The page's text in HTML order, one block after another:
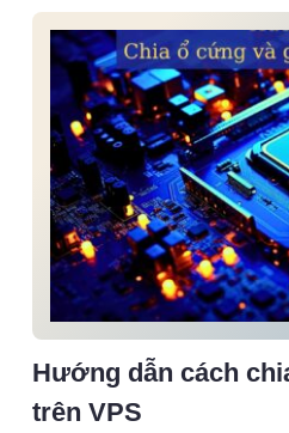
Hướng dẫn cách
trên VPS